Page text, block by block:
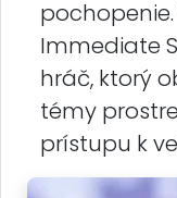
Immediate
hráč, ktorý
témy
prístupu k